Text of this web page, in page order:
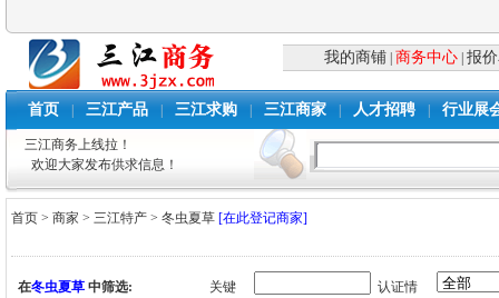
我的商铺 商务中心 |报
首页 三江产品 三江求购 三江商家 人才招聘 行业展
三江商务上线拉！
欢迎大家发布供求信息！
首页 >商家 >三江特产 >冬虫夏草 [在此登记商家]
在冬虫夏草中筛选:
关键
认证情